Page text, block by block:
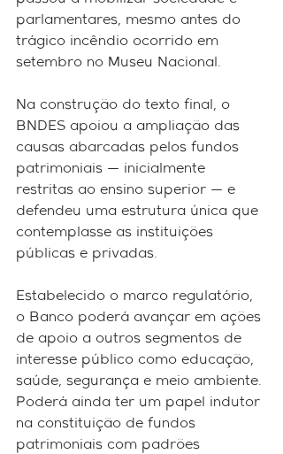
parlamentares, mesmo antes do
trágico incêndio ocorrido em
setembro no Museu Nacional.
Na construção do texto final, o
BNDES apoiou a ampliação das
causas abarcadas pelos fundos
patrimoniais — inicialmente
restritas ao ensino superior — e
defendeu uma estrutura única que
contemplasse as instituições
públicas e privadas.
Estabelecido o marco regulatório,
o Banco poderá avançar em ações
de apoio a outros segmentos de
interesse público como educação,
saúde, segurança e meio ambiente.
Poderá ainda ter um papel indutor
na constituição de fundos
patrimoniais com padrões